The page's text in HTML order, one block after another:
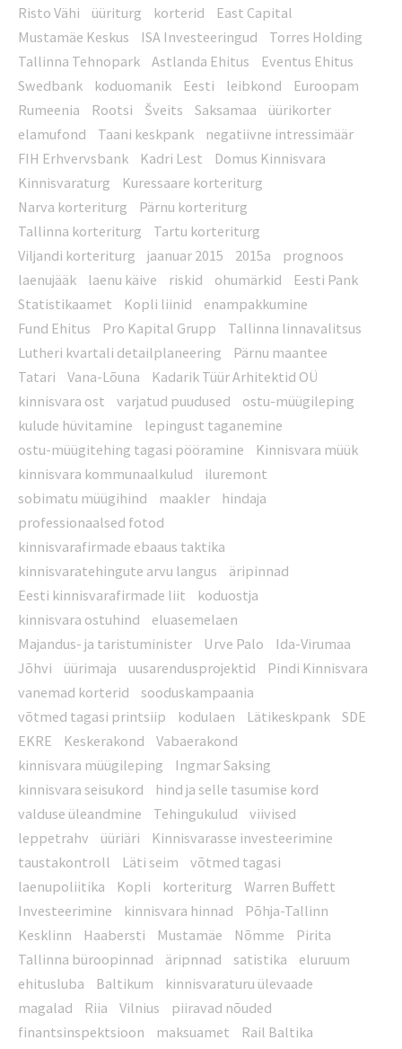
Risto Vähi
üüriturg korterid
East Capital
Mustamäe Keskus
ISA Investeeringud
Torres Holding
Tallinna Tehnopark
Astlanda Ehitus
Eventus Ehitus
Swedbank
koduomanik Eesti leibkond
Euroopam
Rumeenia
Rootsi Šveits Saksamaa
üürikorter
elamufond
Taani keskpank
negatiivne intressimäär
FIH Erhvervsbank
Kadri Lest
Domus Kinnisvara
Kinnisvaraturg
Kuressaare korteriturg
Narva korteriturg
Pärnu korteriturg
Tallinna korteriturg
Tartu korteriturg
Viljandi korteriturg
jaanuar 2015 2015a
prognoos
laenujääk
laenu käive riskid ohumärkid
Eesti Pank
Statistikaamet
Kopli liinid
enampakkumine
Fund Ehitus
Pro Kapital Grupp
Tallinna linnavalitsus
Lutheri kvartali detailplaneering
Pärnu maantee
Tatari
Vana-Lõuna
Kadarik Tüür Arhitektid OÜ
kinnisvara ost
varjatud puudused
ostu-müügileping
kulude hüvitamine
lepingust taganemine
ostu-müügitehing tagasi pööramine
Kinnisvara müük
kinnisvara kommunaalkulud
iluremont
sobimatu müügihind
maakler
hindaja
professionaalsed fotod
kinnisvarafirmade ebaaus taktika
kinnisvaratehingute arvu langus
äripinnad
Eesti kinnisvarafirmade liit
koduostja
kinnisvara ostuhind
eluasemelaen
Majandus- ja taristuminister
Urve Palo
Ida-Virumaa
Jõhvi
üürimaja uusarendusprojektid
Pindi Kinnisvara
vanemad korterid
sooduskampaania
võtmed tagasi printsiip
kodulaen Lätikeskpank
SDE
EKRE
Keskerakond
Vabaerakond
kinnisvara müügileping
Ingmar Saksing
kinnisvara seisukord
hind ja selle tasumise kord
valduse üleandmine
Tehingukulud
viivised
leppetrahv
üüriäri
Kinnisvarasse investeerimine
taustakontroll
Läti seim
võtmed tagasi
laenupoliitika
Kopli korteriturg
Warren Buffett
Investeerimine
kinnisvara hinnad
Põhja-Tallinn
Kesklinn
Haabersti Mustamäe Nõmme
Pirita
Tallinna büroopinnad
äripnnad satistika
eluruum
ehitusluba
Baltikum
kinnisvaraturu ülevaade
magalad
Riia Vilnius
piiravad nõuded
finantsinspektsioon
maksuamet
Rail Baltika